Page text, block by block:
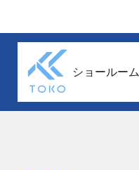
ショールーム